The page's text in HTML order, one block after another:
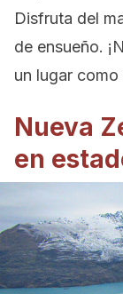
Disfruta del
de ensueño.
un lugar como
Nueva
en